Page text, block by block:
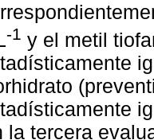
-1 y el metil
la tercera